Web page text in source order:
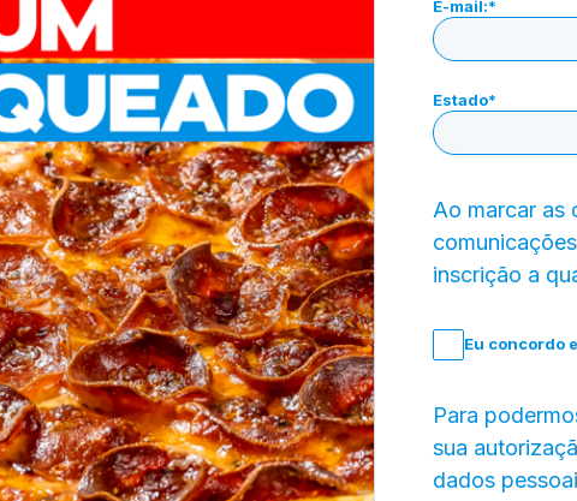
E-mail:*
Estado*
Ao marcar as
inscrição a
Eu concordo
Para
sua
dados